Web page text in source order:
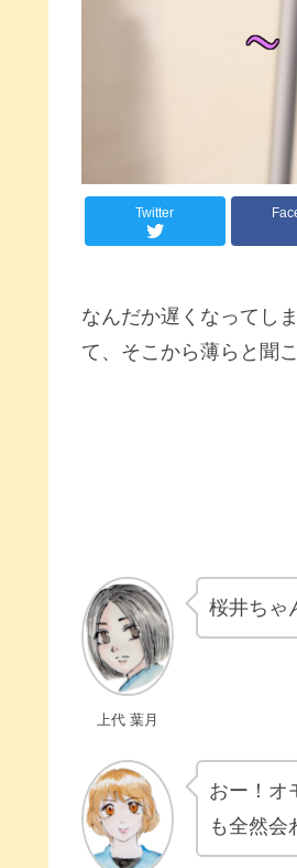
Twitter
なんだか遅くなってし
て、そこから薄らと聞
上代 葉月
桜井ちゃ
おー！オ
も全然会